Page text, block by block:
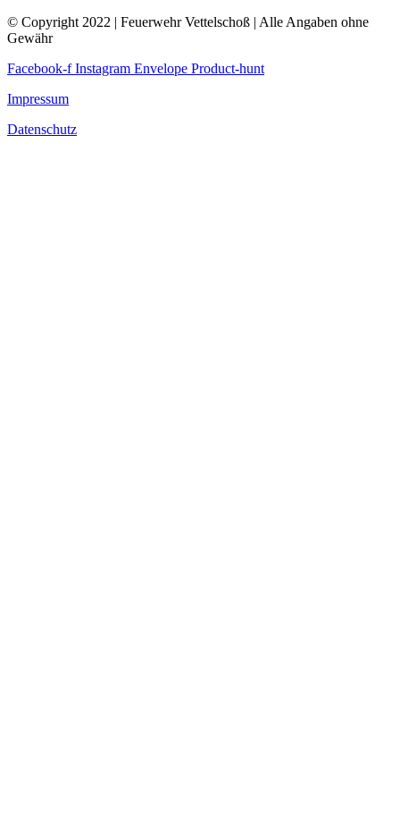
© Copyright 2022 | Feuerwehr Vettelschoß | Alle Angaben ohne
Gewähr
Facebook-f Instagram Envelope Product-hunt
Impressum
Datenschutz